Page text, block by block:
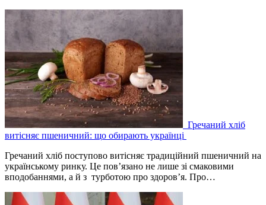
Гречаний хліб
витісняє пшеничний: що обирають українці
Гречаний хліб поступово витісняє традиційний пшеничний на
українському ринку. Це пов’язано не лише зі смаковими
вподобаннями, а й з турботою про здоров’я. Про…